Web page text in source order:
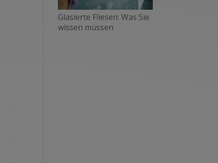
Glasierte Fliesen: Was Sie
wissen müssen